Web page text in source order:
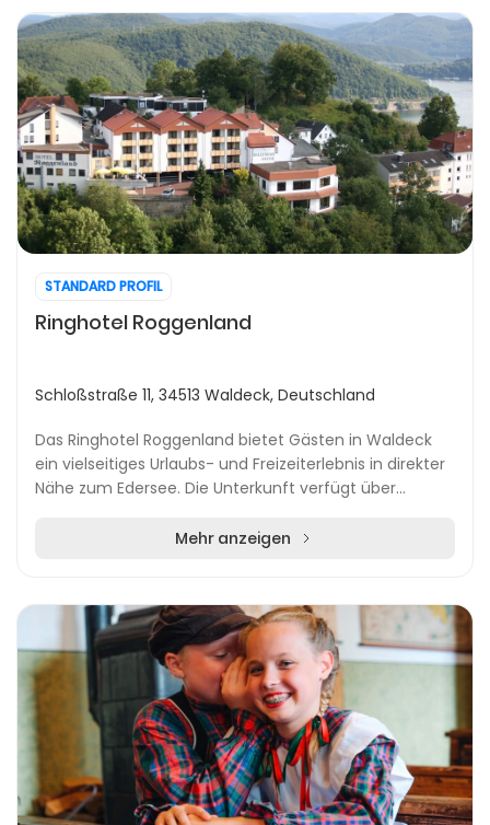
STANDARD PROFIL
Ringhotel Roggenland
Schloßstraße 11, 34513 Waldeck, Deutschland
Das Ringhotel Roggenland bietet Gästen in Waldeck
ein vielseitiges Urlaubs- und Freizeiterlebnis in direkter
Nähe zum Edersee. Die Unterkunft verfügt über
Mehr anzeigen